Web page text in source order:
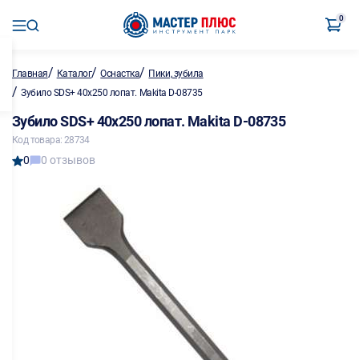
0
Главная/ Каталог/Оснастка/ Пики, зубила
/ Зубило SDS+ 40х250 лопат. Makita D-08735
Зубило SDS+ 40х250 лопат. Makita D-08735
Код товара: 28734
0 0 отзывов